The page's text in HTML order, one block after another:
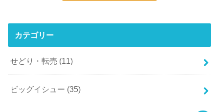
カテゴリー
せどり・転売 (11)
ビッグイシュー (35)